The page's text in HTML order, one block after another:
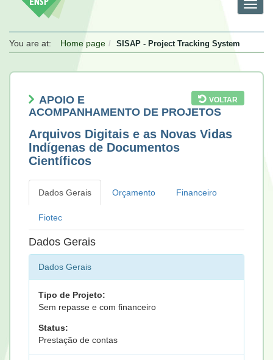
menu
menu
menu
You are at:
Home page SISAP - Project Tracking System
VOLTAR
APOIO E
ACOMPANHAMENTO DE PROJETOS
Arquivos Digitais e as Novas Vidas
Indígenas de Documentos
Científicos
Dados Gerais Orçamento Financeiro
Fiotec
Dados Gerais
Dados Gerais
Tipo de Projeto:
Sem repasse e com financeiro
Status:
Prestação de contas